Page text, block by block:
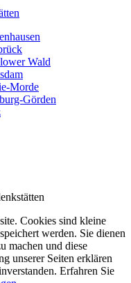
Wald
Morde
Görden
Cookies sind kleine
werden. Sie dienen
machen und diese
unserer Seiten erklären
Erfahren Sie